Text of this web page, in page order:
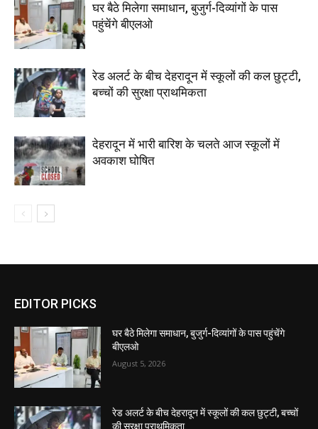
घर बैठे मिलेगा समाधान, बुजुर्ग-दिव्यांगों के पास
पहुंचेंगे बीएलओ
रेड अलर्ट के बीच देहरादून में स्कूलों की कल छुट्टी,
बच्चों की सुरक्षा प्राथमिकता
देहरादून में भारी बारिश के चलते आज स्कूलों में
अवकाश घोषित
EDITOR PICKS
घर बैठे मिलेगा समाधान, बुजुर्ग-दिव्यांगों के पास पहुंचेंगे
बीएलओ
August 5, 2026
रेड अलर्ट के बीच देहरादून में स्कूलों की कल छुट्टी, बच्चों
की सुरक्षा प्राथमिकता